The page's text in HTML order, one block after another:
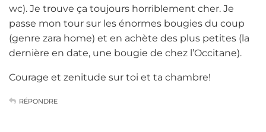
wc). Je trouve ça toujours horriblement cher. Je
passe mon tour sur les énormes bougies du coup
(genre zara home) et en achète des plus petites (la
dernière en date, une bougie de chez l’Occitane).
Courage et zenitude sur toi et ta chambre!
RÉPONDRE